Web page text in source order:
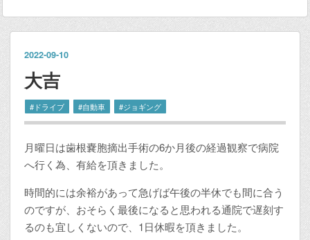
2022-09-10
大吉
#ドライブ #自動車 #ジョギング
月曜日は歯根嚢胞摘出手術の6か月後の経過観察で病院
へ行く為、有給を頂きました。
時間的には余裕があって急げば午後の半休でも間に合う
のですが、おそらく最後になると思われる通院で遅刻す
るのも宜しくないので、1日休暇を頂きました。